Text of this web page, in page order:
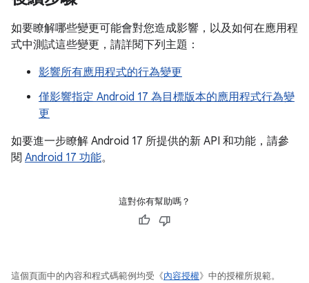
如要瞭解哪些變更可能會對您造成影響，以及如何在應用程
式中測試這些變更，請詳閱下列主題：
影響所有應用程式的行為變更
僅影響指定 Android 17 為目標版本的應用程式行為變
更
如要進一步瞭解 Android 17 所提供的新 API 和功能，請參
閱 Android 17 功能。
這對你有幫助嗎？
這個頁面中的內容和程式碼範例均受《內容授權》中的授權所規範。